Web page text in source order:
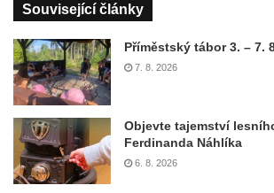
Související články
Příměstský tábor 3. – 7.
7. 8. 2026
Objevte tajemství
Ferdinanda Náhlíka
6. 8. 2026